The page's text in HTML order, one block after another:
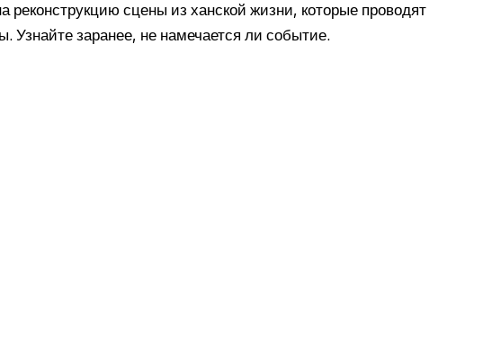
реконструкцию сцены из ханской жизни, которые проводят
Узнайте заранее, не намечается ли событие.